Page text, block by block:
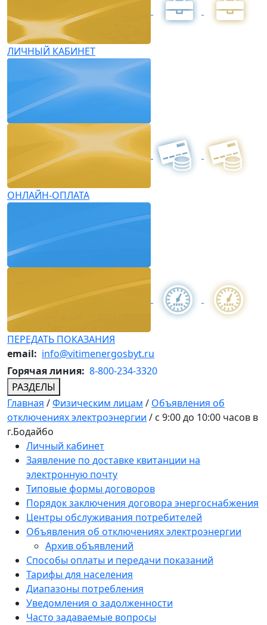
ЛИЧНЫЙ КАБИНЕТ
ОНЛАЙН-ОПЛАТА
ПЕРЕДАТЬ ПОКАЗАНИЯ
email: info@vitimenergosbyt.ru
Горячая линия: 8-800-234-3320
РАЗДЕЛЫ
Главная /Физическим лицам / Объявления об
отключениях электроэнергии / с 9:00 до 10:00 часов в
г.Бодайбо
Личный кабинет
Заявление по доставке квитанции на
электронную почту
Типовые формы договоров
Порядок заключения договора энергоснабжения
Центры обслуживания потребителей
Объявления об отключениях электроэнергии
Архив объявлений
Способы оплаты и передачи показаний
Тарифы для населения
Диапазоны потребления
Уведомления о задолженности
Часто задаваемые вопросы